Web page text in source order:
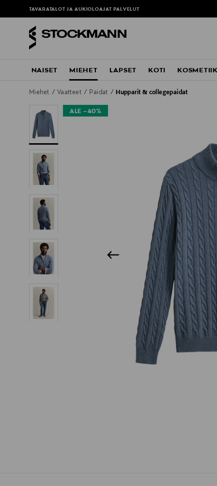
TAVARATALOT JA AUKIOLOAJAT PALVELUT
NAISET MIEHET LAPSET KOTI
Miehet Vaatteet Paidat Hupparit & collegepaidat
ALE –40%